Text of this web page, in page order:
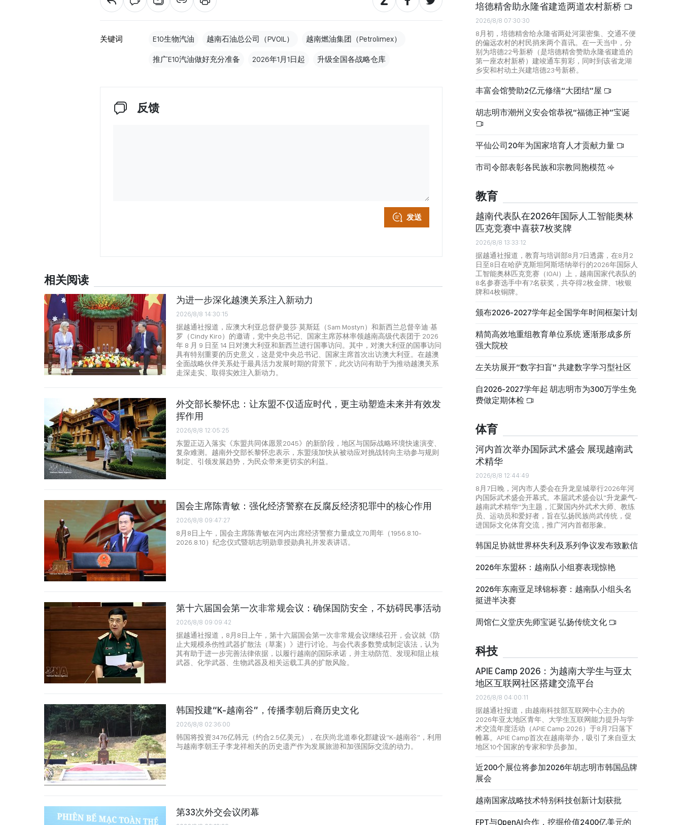
关键词 E10生物汽油 越南石油总公司（PVOIL） 越南燃油集团（Petrolimex）
推广E10汽油做好充分准备 2026年1月1日起 升级全国各战略仓库
反馈
发送
相关阅读
为进一步深化越澳关系注入新动力
2026/8/8 14:30:15
据越通社报道，应澳大利亚总督萨曼莎·莫斯廷（Sam Mostyn）和新西兰总督辛迪·基
罗（Cindy Kiro）的邀请，党中央总书记、国家主席苏林率领越南高级代表团于 2026
年 8 月 9 日至 14 日对澳大利亚和新西兰进行国事访问。其中，对澳大利亚的国事访问
具有特别重要的历史意义，这是党中央总书记、国家主席首次出访澳大利亚。在越澳
全面战略伙伴关系处于最具活力发展时期的背景下，此次访问有助于为推动越澳关系
走深走实、取得实效注入新动力。
外交部长黎怀忠：让东盟不仅适应时代，更主动塑造未来并有效发
挥作用
2026/8/8 12:05:25
东盟正迈入落实《东盟共同体愿景2045》的新阶段，地区与国际战略环境快速演变、
复杂难测。越南外交部长黎怀忠表示，东盟须加快从被动应对挑战转向主动参与规则
制定、引领发展趋势，为民众带来更切实的利益。
国会主席陈青敏：强化经济警察在反腐反经济犯罪中的核心作用
2026/8/8 09:47:27
8月8日上午，国会主席陈青敏在河内出席经济警察力量成立70周年（1956.8.10-
2026.8.10）纪念仪式暨胡志明勋章授勋典礼并发表讲话。
第十六届国会第一次非常规会议：确保国防安全，不妨碍民事活动
2026/8/8 09:09:42
据越通社报道，8月8日上午，第十六届国会第一次非常规会议继续召开，会议就《防
止大规模杀伤性武器扩散法（草案）》进行讨论。与会代表多数赞成制定该法，认为
其有助于进一步完善法律依据，以履行越南的国际承诺，并主动防范、发现和阻止核
武器、化学武器、生物武器及相关运载工具的扩散风险。
韩国投建“K-越南谷”，传播李朝后裔历史文化
2026/8/8 02:36:00
韩国将投资3476亿韩元（约合2.5亿美元），在庆尚北道奉化郡建设“K-越南谷”，利用
与越南李朝王子李龙祥相关的历史遗产作为发展旅游和加强国际交流的动力。
第33次外交会议闭幕
培德精舍助永隆省建造两道农村新桥
2026/8/8 07:30:30
8月初，培德精舍给永隆省两处河渠密集、交通不便
的偏远农村的村民捎来两个喜讯。在一天当中，分
别为培德22号新桥（是培德精舍赞助永隆省建造的
第一座农村新桥）建竣通车剪彩，同时到该省龙湖
乡安和村动土兴建培德23号新桥。
丰富会馆赞助2亿元修缮“大团结”屋
胡志明市潮州义安会馆恭祝“福德正神”宝诞
平仙公司20年为国家培育人才贡献力量
市司令部表彰各民族和宗教同胞模范
教育
越南代表队在2026年国际人工智能奥林
匹克竞赛中喜获7枚奖牌
2026/8/8 13:33:12
据越通社报道，教育与培训部8月7日透露，在8月2
日至8日在哈萨克斯坦阿斯塔纳举行的2026年国际人
工智能奥林匹克竞赛（IOAI）上，越南国家代表队的
8名参赛选手中有7名获奖，共夺得2枚金牌、1枚银
牌和4枚铜牌。
颁布2026-2027学年起全国学年时间框架计划
精简高效地重组教育单位系统 逐渐形成多所
强大院校
左关坊展开“数字扫盲” 共建数字学习型社区
自2026-2027学年起 胡志明市为300万学生免
费做定期体检
体育
河内首次举办国际武术盛会 展现越南武
术精华
2026/8/8 12:44:49
8月7日晚，河内市人委会在升龙皇城举行2026年河
内国际武术盛会开幕式。本届武术盛会以“升龙豪气-
越南武术精华”为主题，汇聚国内外武术大师、教练
员、运动员和爱好者，旨在弘扬民族尚武传统，促
进国际文化体育交流，推广河内首都形象。
韩国足协就世界杯失利及系列争议发布致歉信
2026年东盟杯：越南队小组赛表现惊艳
2026年东南亚足球锦标赛：越南队小组头名
挺进半决赛
周馆仁义堂庆先师宝诞 弘扬传统文化
科技
APIE Camp 2026：为越南大学生与亚太
地区互联网社区搭建交流平台
2026/8/8 04:00:11
据越通社报道，由越南科技部互联网中心主办的
2026年亚太地区青年、大学生互联网能力提升与学
术交流年度活动（APIE Camp 2026）于8月7日落下
帷幕。APIE Camp首次在越南举办，吸引了来自亚太
地区10个国家的专家和学员参加。
近200个展位将参加2026年胡志明市韩国品牌
展会
越南国家战略技术特别科技创新计划获批
FPT与OpenAI合作，挖掘价值2400亿美元的